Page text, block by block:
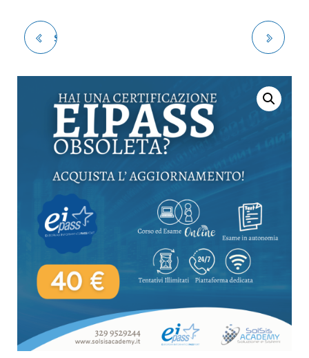
SERVIZIO CREAZIONE
FORMATO EUROPEO FORDSGA:
L'ORGANIZZAZIONE
DELLA SICUREZZA
NELLA SCUOLA